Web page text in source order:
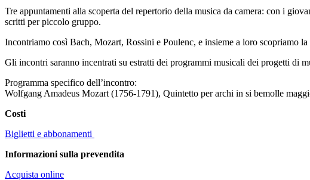
Tre appuntamenti alla scoperta del repertorio della musica da camera: con i
scritti per piccolo gruppo.
Incontriamo così Bach, Mozart, Rossini e Poulenc, e insieme a loro scopriamo la
Gli incontri saranno incentrati su estratti dei programmi musicali dei progetti di
Programma specifico dell’incontro:
Wolfgang Amadeus Mozart (1756-1791), Quintetto per archi in si bemolle
Costi
Biglietti e abbonamenti
Informazioni sulla prevendita
Acquista online